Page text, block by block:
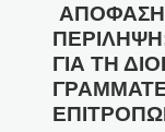
ΑΠΟΦΑΣΗ
ΓΙΑ ΤΗ